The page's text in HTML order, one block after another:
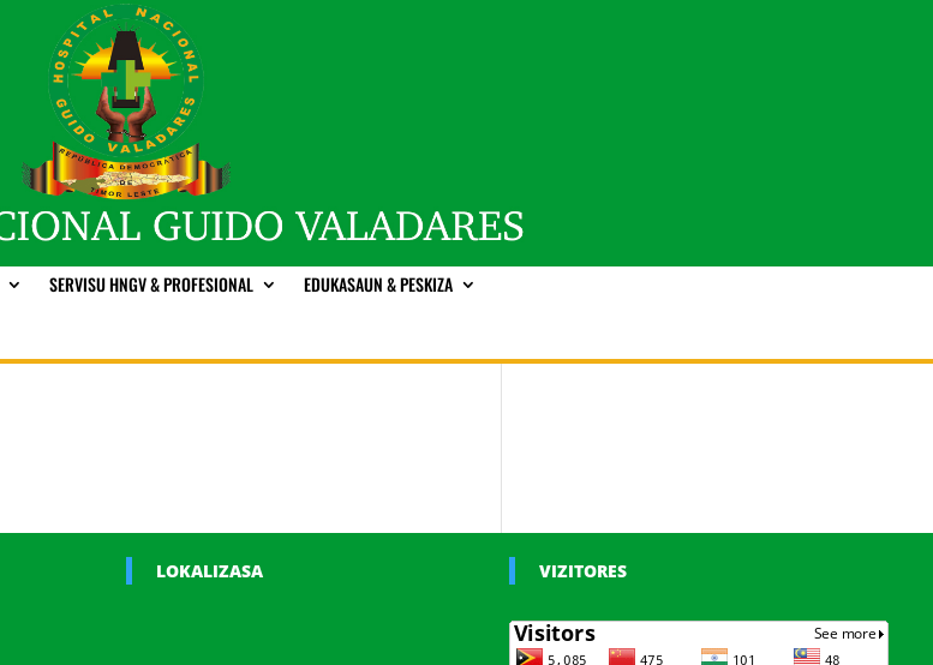
SERVISU HNGV & PROFESIONAL
EDUKASAUN & PESKIZA
LOKALIZASA VIZITORES